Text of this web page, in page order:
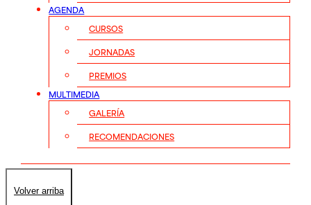
AGENDA
CURSOS
JORNADAS
PREMIOS
MULTIMEDIA
GALERÍA
RECOMENDACIONES
Volver arriba